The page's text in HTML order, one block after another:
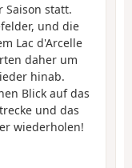
statt.
und die
Lac d'Arcelle
daher um
hinab.
Blick auf das
und das
wiederholen!